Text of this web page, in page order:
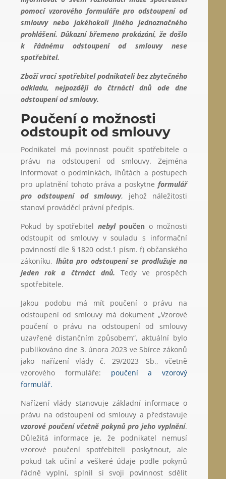
pomocí vzorového formuláře pro odstoupení od
smlouvy nebo jakéhokoli jiného jednoznačného
prohlášení. Důkazní břemeno prokázání, že došlo
k řádnému odstoupení od smlouvy nese
spotřebitel.
Zboží vrací spotřebitel podnikateli bez zbytečného
odkladu, nejpozději do čtrnácti dnů ode dne
odstoupení od smlouvy.
Poučení o možnosti
odstoupit od smlouvy
Podnikatel má povinnost poučit spotřebitele o
právu na odstoupení od smlouvy. Zejména
informovat o podmínkách, lhůtách a postupech
pro uplatnění tohoto práva a poskytne formulář
pro odstoupení od smlouvy, jehož náležitosti
stanoví prováděcí právní předpis.
Pokud by spotřebitel nebylpoučen o možnosti
odstoupit od smlouvy v souladu s informační
povinností dle § 1820 odst.1 písm. f) občanského
zákoníku, lhůta pro odstoupení se prodlužuje na
jeden rok a čtrnáct dnů. Tedy ve prospěch
spotřebitele.
Jakou podobu má mít poučení o právu na
odstoupení od smlouvy má dokument „Vzorové
poučení o právu na odstoupení od smlouvy
uzavřené distančním způsobem“, aktuální bylo
publikováno dne 3. února 2023 ve Sbírce zákonů
jako nařízení vlády č. 29/2023 Sb., včetně
vzorového formuláře: poučení a vzorový
formulář.
Nařízení vlády stanovuje základní informace o
právu na odstoupení od smlouvy a představuje
vzorové poučení včetně pokynů pro jeho vyplnění.
Důležitá informace je, že podnikatel nemusí
vzorové poučení spotřebiteli poskytnout, ale
pokud tak učiní a veškeré údaje podle pokynů
řádně vyplní, splnil si svoji povinnost sdělit